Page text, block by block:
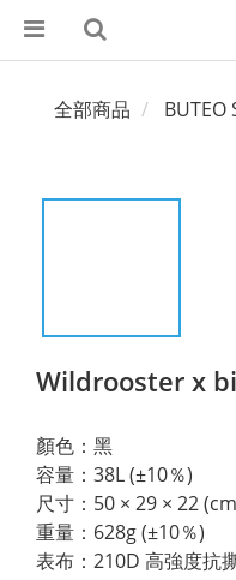
全部商品 BUTEO
Wildrooster x
顏色：黑
容量：38L (±10％)
尺寸：50 × 29 × 22
重量：628g (±10％)
表布：210D 高強度抗